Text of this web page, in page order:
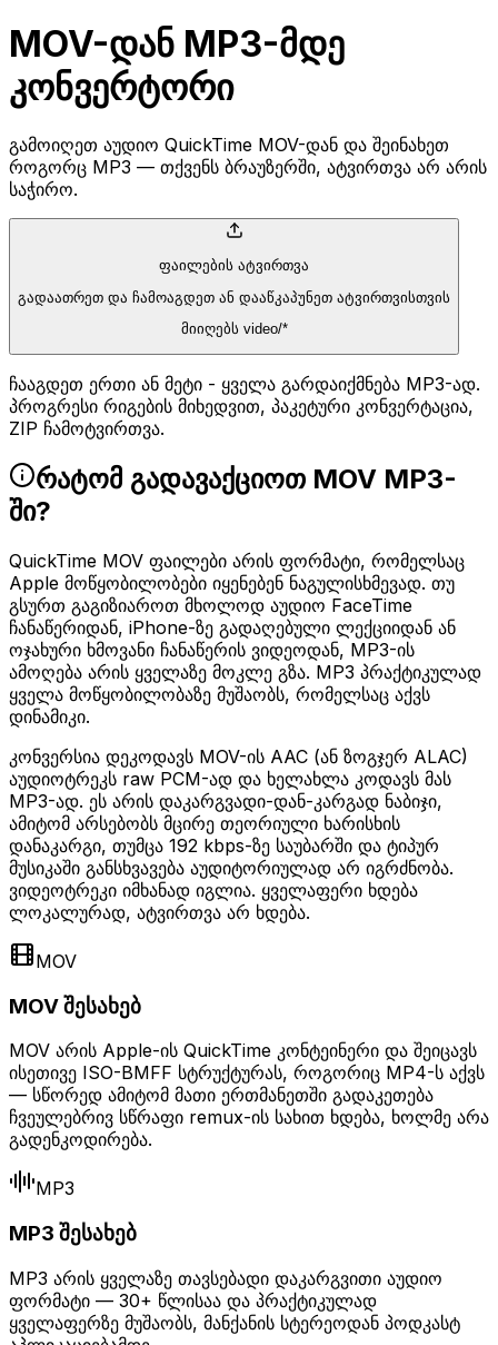
MOV-დან MP3-მდე
კონვერტორი
გამოიღეთ აუდიო QuickTime MOV-დან და შეინახეთ
როგორც MP3 — თქვენს ბრაუზერში, ატვირთვა არ არის
საჭირო.
ფაილების ატვირთვა
გადაათრეთ და ჩამოაგდეთ ან დააწკაპუნეთ ატვირთვისთვის
მიიღებს video/*
ჩააგდეთ ერთი ან მეტი - ყველა გარდაიქმნება MP3-ად.
პროგრესი რიგების მიხედვით, პაკეტური კონვერტაცია,
ZIP ჩამოტვირთვა.
რატომ გადავაქციოთ MOV MP3-
ში?
QuickTime MOV ფაილები არის ფორმატი, რომელსაც
Apple მოწყობილობები იყენებენ ნაგულისხმევად. თუ
გსურთ გაგიზიაროთ მხოლოდ აუდიო FaceTime
ჩანაწერიდან, iPhone-ზე გადაღებული ლექციიდან ან
ოჯახური ხმოვანი ჩანაწერის ვიდეოდან, MP3-ის
ამოღება არის ყველაზე მოკლე გზა. MP3 პრაქტიკულად
ყველა მოწყობილობაზე მუშაობს, რომელსაც აქვს
დინამიკი.
კონვერსია დეკოდავს MOV-ის AAC (ან ზოგჯერ ALAC)
აუდიოტრეკს raw PCM-ად და ხელახლა კოდავს მას
MP3-ად. ეს არის დაკარგვადი-დან-კარგად ნაბიჯი,
ამიტომ არსებობს მცირე თეორიული ხარისხის
დანაკარგი, თუმცა 192 kbps-ზე საუბარში და ტიპურ
მუსიკაში განსხვავება აუდიტორიულად არ იგრძნობა.
ვიდეოტრეკი იმხანად იგლია. ყველაფერი ხდება
ლოკალურად, ატვირთვა არ ხდება.
MOV
MOV შესახებ
MOV არის Apple-ის QuickTime კონტეინერი და შეიცავს
ისეთივე ISO-BMFF სტრუქტურას, როგორიც MP4-ს აქვს
— სწორედ ამიტომ მათი ერთმანეთში გადაკეთება
ჩვეულებრივ სწრაფი remux-ის სახით ხდება, ხოლმე არა
გადენკოდირება.
MP3
MP3 შესახებ
MP3 არის ყველაზე თავსებადი დაკარგვითი აუდიო
ფორმატი — 30+ წლისაა და პრაქტიკულად
ყველაფერზე მუშაობს, მანქანის სტერეოდან პოდკასტ